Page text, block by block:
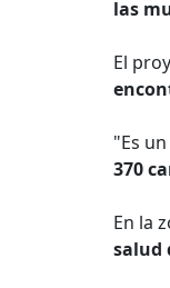
las
El
"Es
370
En la
salud